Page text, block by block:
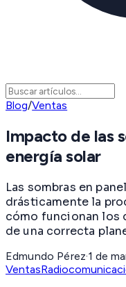
Blog/Ventas
Impacto de las
energía solar
Las sombras en
drásticamente la
cómo funcionan los
de una correcta
Edmundo Pérez·1 de
Ventas